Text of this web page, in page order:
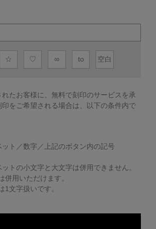
☆ ♡ ∞ to 空白
れたお客様に、無料で刻印のサービスを承
印をご希望される場合は、以下の条件内で
ト／数字／上記のボタン内の記号
トの小文字と大文字は併用できません。
併用いただけます。
文字扱いです。